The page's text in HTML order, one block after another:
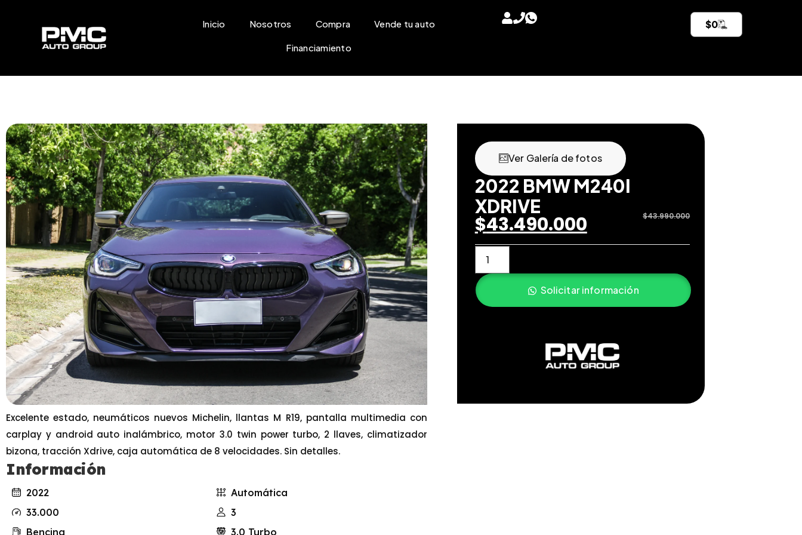
Inicio Nosotros Compra Vende tu auto
Financiamiento
$0
Excelente estado, neumáticos nuevos Michelin, llantas M R19, pantalla multimedia con
carplay y android auto inalámbrico, motor 3.0 twin power turbo, 2 llaves, climatizador
bizona, tracción Xdrive, caja automática de 8 velocidades. Sin detalles.
Información
2022
33.000
Bencina
Automática
3
3.0 Turbo
Ver Galería de fotos
2022 BMW M240I
XDRIVE
$43.990.000
$43.490.000
Solicitar información